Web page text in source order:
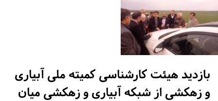
بازدید هیئت کارشناسی کمیته ملی آبیاری
و زهکشی از شبکه آبیاری و زهکشی میان